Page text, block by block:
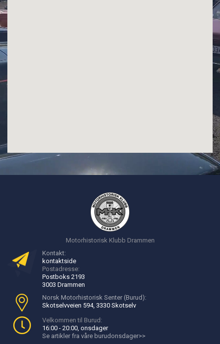
Motorhistorisk Klubb Drammen
Kontakt:
kontaktside
Postadresse:
Postboks 2193
3003 Drammen
Norsk Motorhistorisk Senter (Burud):
Skotselvveien 594, 3330 Skotselv
Velkommen til Burud:
16:00 - 20:00, onsdager
Se artikler fra våre burudonsdager>>